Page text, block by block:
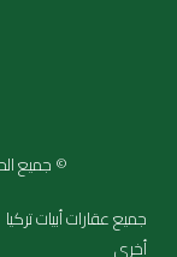
© جميع
جميع عقارات أبيات تركيا
أخرى